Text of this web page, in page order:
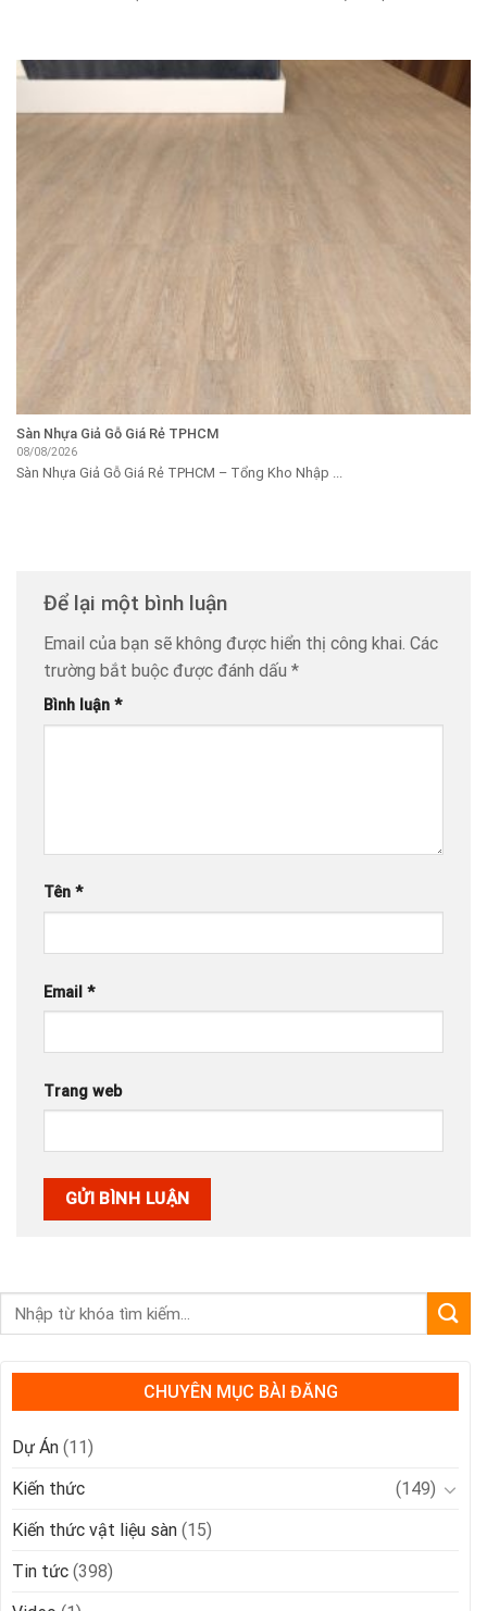
Sàn Nhựa Giả Gỗ Giá Rẻ TPHCM
08/08/2026
Sàn Nhựa Giả Gỗ Giá Rẻ TPHCM – Tổng Kho Nhập ...
Để lại một bình luận
Email của bạn sẽ không được hiển thị công khai. Các
trường bắt buộc được đánh dấu *
Bình luận *
Tên *
Email *
Trang web
CHUYÊN MỤC BÀI ĐĂNG
Dự Án (11)
Kiến thức
(149)
Kiến thức vật liệu sàn (15)
Tin tức (398)